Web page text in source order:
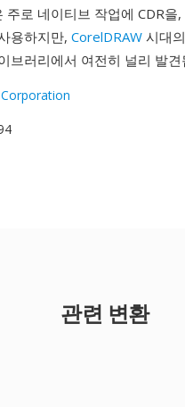
주로 네이티브 작업에 CDR을,
용하지만, CorelDRAW 시대
브러리에서 여전히 널리 발견
관련 변환